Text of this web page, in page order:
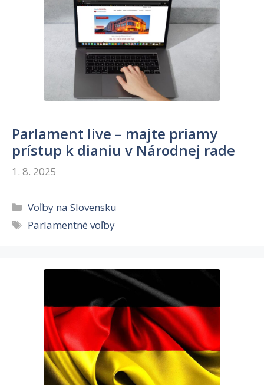
Parlament live – majte priamy
prístup k dianiu v Národnej rade
1. 8. 2025
Kategórie
Voľby na Slovensku
Značky
Parlamentné voľby